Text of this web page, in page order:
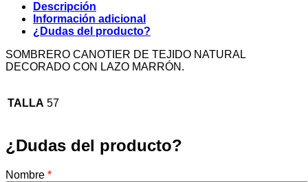
Descripción
Información adicional
¿Dudas del producto?
SOMBRERO CANOTIER DE TEJIDO NATURAL
DECORADO CON LAZO MARRÓN.
TALLA 57
¿Dudas del producto?
Nombre *